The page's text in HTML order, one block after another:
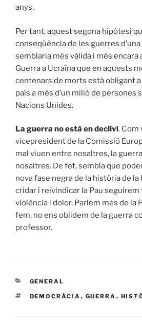
anys.
Per tant, aquest segona hipòtesi
conseqüència de les guerres
semblaria més vàlida i més encara
Guerra a Ucraïna que en aquests
centenars de morts està obligant
país a més d’un milió de persones
Nacions Unides.
La guerra no està en declivi. Com
vicepresident de la Comissió
mal viuen entre nosaltres, la
nosaltres. De fet, sembla que
nova fase negra de la història de
cridar i reivindicar la Pau
violència i dolor. Parlem més de la
fem, no ens oblidem de la guerra
professor.
CATEGORIES
GENERAL
ETIQUETES
DEMOCRÀCIA , GUERRA ,